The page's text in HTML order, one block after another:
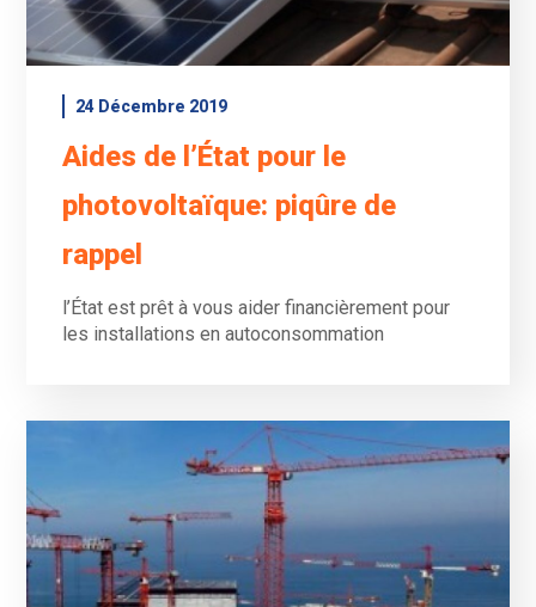
24 Décembre 2019
Aides de l’État pour le
photovoltaïque: piqûre de
rappel
l’État est prêt à vous aider financièrement pour
les installations en autoconsommation